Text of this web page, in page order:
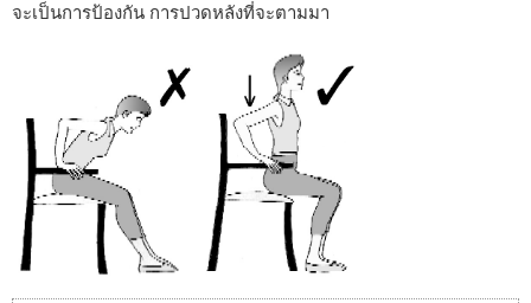
จะเป็นการป้องกัน การปวดหลังที่จะตามมา